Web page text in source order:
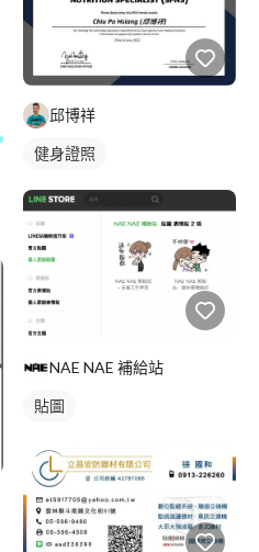
邱博祥
健身證照
NAE NAE 補給站
貼圖